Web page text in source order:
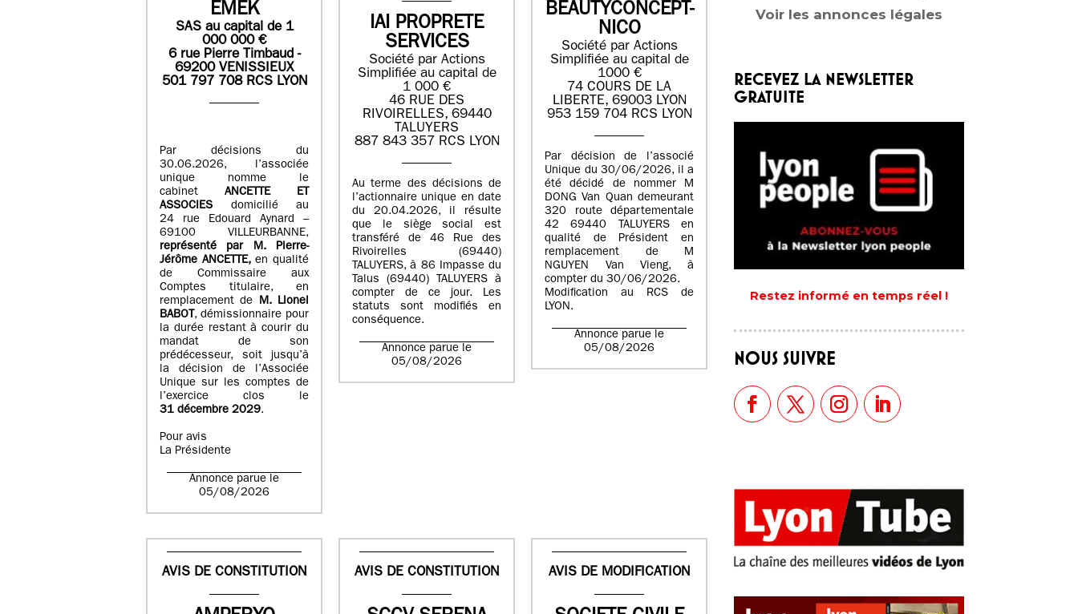
EMEK
SASau capital de 1
000 000€
6 rue Pierre Timbaud -
69200 VENISSIEUX
501 797 708 RCS LYON
Par décisions du
30.06.2026, l’associée
unique nomme le
cabinet ANCETTE ET
ASSOCIES
domicilié au
24 rue Edouard Aynard –
69100 VILLEURBANNE,
représenté par M.Pierre-
Jérôme ANCETTE, en qualité
de Commissaire aux
Comptes titulaire, en
remplacement de M.Lionel
BABOT, démissionnaire pour
la durée restant à courir du
mandat de son
prédécesseur, soit jusqu’à
la décision de l’Associée
Unique sur les comptes de
l’exercice clos le
31 décembre 2029.
Pour avis
La Présidente
Annonce parue le
05/08/2026
IAI PROPRETE
SERVICES
Société par Actions
Simplifiée au capital de
1 000 €
46 RUE DES
RIVOIRELLES, 69440
TALUYERS
887 843 357 RCS LYON
Au terme des décisions de
l’actionnaire unique en date
du 20.04.2026, il résulte
que le siège social est
transféré de 46 Rue des
Rivoirelles (69440)
TALUYERS, à 86 Impasse du
Talus (69440) TALUYERS à
compter de ce jour. Les
statuts sont modifiés en
conséquence.
Annonce parue le
05/08/2026
BEAUTYCONCEPT-
NICO
Société par Actions
Simplifiée au capital de
1000 €
74 COURS DE LA
LIBERTE, 69003 LYON
953 159 704 RCS LYON
Par décision de l’associé
Unique du 30/06/2026, il a
été décidé de nommer M
DONG Van Quan demeurant
320 route départementale
42 69440 TALUYERS en
qualité de Président en
remplacement de M
NGUYEN Van Vieng, à
compter du 30/06/2026.
Modification au RCS de
LYON.
Annonce parue le
05/08/2026
AVIS DE CONSTITUTION AVIS DE CONSTITUTION AVIS DE MODIFICATION
Voir les annonces légales
RECEVEZ LA NEWSLETTER
GRATUITE
Restez informé en temps réel !
NOUS SUIVRE